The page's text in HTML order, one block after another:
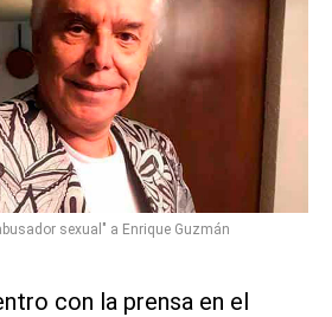
sexual" a Enrique Guzmán
con la prensa en el